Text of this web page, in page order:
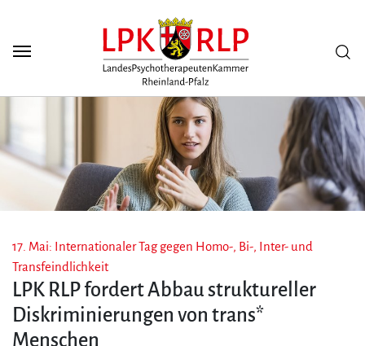
17. Mai: Internationaler Tag gegen Homo-, Bi-, Inter- und
Transfeindlichkeit
LPK RLP fordert Abbau struktureller
Diskriminierungen von trans*
Menschen